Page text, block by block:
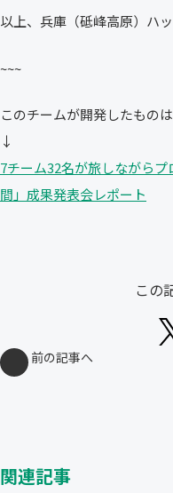
以上、兵庫（砥峰高原）ハ
~~~
このチームが開発したもの
↓
7チーム32名が旅しながら
間」成果発表会レポート
この
前の記事へ
関連記事